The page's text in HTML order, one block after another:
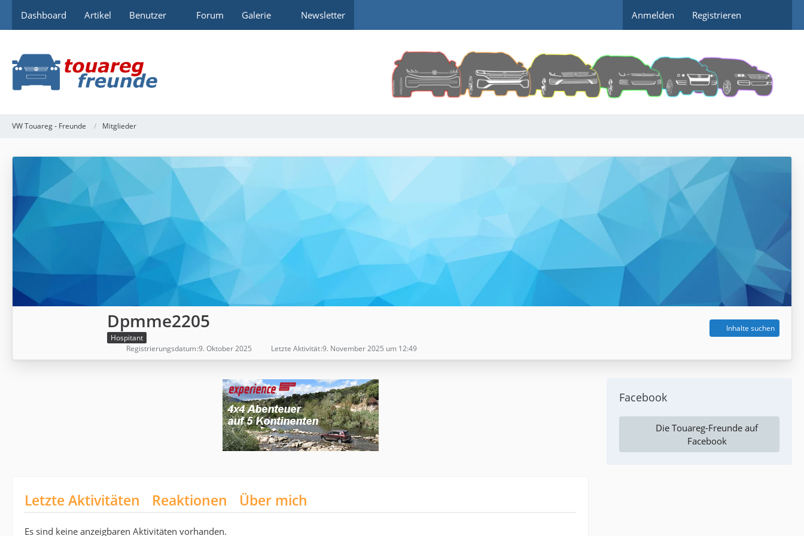
Dashboard Artikel Benutzer Forum Galerie Newsletter Anmelden Registrieren
VW Touareg - Freunde Mitglieder
Dpmme2205
Hospitant
Inhalte suchen
Registrierungsdatum 9. Oktober 2025 Letzte Aktivität 9. November 2025 um 12:49
Letzte Aktivitäten Reaktionen Über mich
Es sind keine anzeigbaren Aktivitäten vorhanden.
Facebook
Die Touareg-Freunde auf
Facebook